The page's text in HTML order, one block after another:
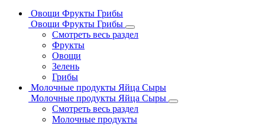
Овощи Фрукты Грибы
Овощи Фрукты Грибы
Смотреть весь раздел
Фрукты
Овощи
Зелень
Грибы
Молочные продукты Яйца Сыры
Молочные продукты Яйца Сыры
Смотреть весь раздел
Молочные продукты